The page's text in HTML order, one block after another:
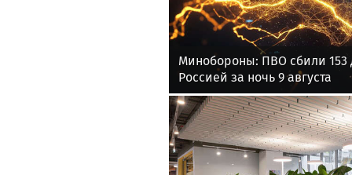
Минобороны: ПВО сбили 153
Россией за ночь 9 августа